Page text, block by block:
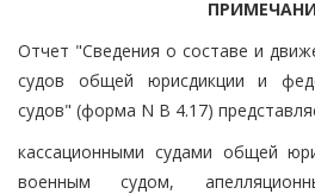
Отчет "Сведения о составе и
судов общей юрисдикции и
судов" (форма N В 4.17)
кассационными судами общей
военным судом,